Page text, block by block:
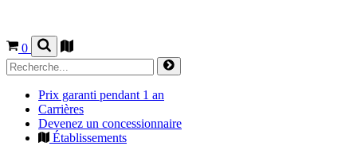
0
Prix garanti pendant 1 an
Carrières
Devenez un concessionnaire
Établissements